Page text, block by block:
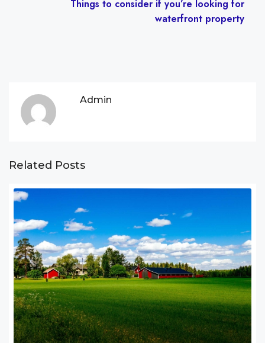
Things to consider if you’re looking for
waterfront property
Admin
Related Posts